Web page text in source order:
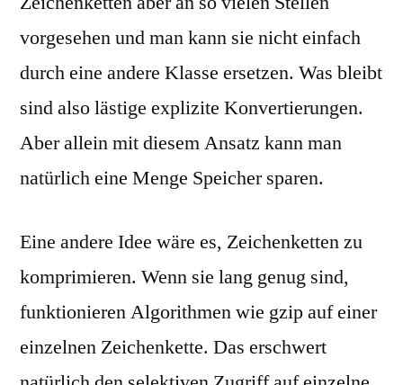
vorgesehen und man kann sie nicht einfach
durch eine andere Klasse ersetzen. Was bleibt
sind also lästige explizite Konvertierungen.
Aber allein mit diesem Ansatz kann man
natürlich eine Menge Speicher sparen.
Eine andere Idee wäre es, Zeichenketten zu
komprimieren. Wenn sie lang genug sind,
funktionieren Algorithmen wie gzip auf einer
einzelnen Zeichenkette. Das erschwert